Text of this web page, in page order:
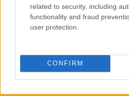
related to security, including
functionality and fraud
user protection.
CONFIRM
Recensione completa del
Renpho Eyeris Zen